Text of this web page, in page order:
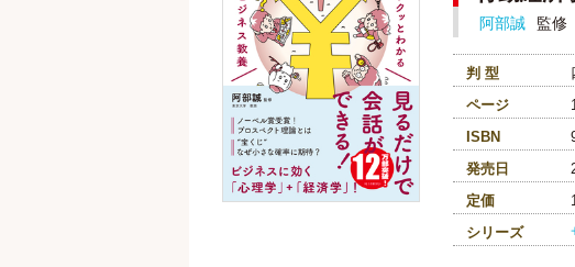
阿部誠 監修
判 型
ページ
ISBN
発売日
定価
シリーズ